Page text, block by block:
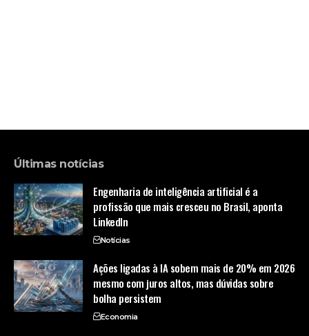
Últimas notícias
Engenharia de inteligência artificial é a
profissão que mais cresceu no Brasil, aponta
LinkedIn
Notícias
Ações ligadas à IA sobem mais de 20% em 2026
mesmo com juros altos, mas dúvidas sobre
bolha persistem
Economia